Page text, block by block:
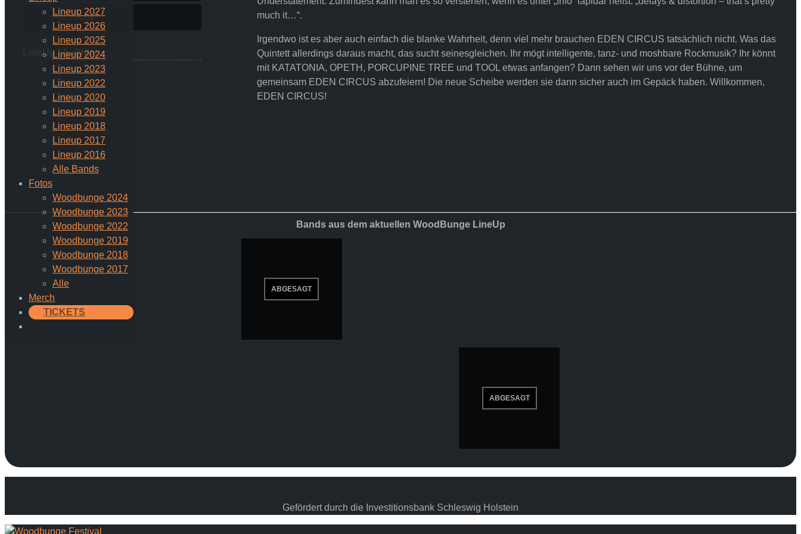
Lineup 2027
Lineup 2026
Lineup 2025
Lineup 2024
Lineup 2023
Lineup 2022
Lineup 2020
Lineup 2019
Lineup 2018
Lineup 2017
Lineup 2016
Alle Bands
Fotos
Woodbunge 2024
Woodbunge 2023
Woodbunge 2022
Woodbunge 2019
Woodbunge 2018
Woodbunge 2017
Alle
Merch
TICKETS
Facebook
LineUp / Auftritte:
much it…“.
Irgendwo ist es aber auch einfach die blanke Wahrheit, denn viel mehr brauchen EDEN CIRCUS tatsächlich nicht. Was das
Quintett allerdings daraus macht, das sucht seinesgleichen. Ihr mögt intelligente, tanz- und moshbare Rockmusik? Ihr könnt
mit KATATONIA, OPETH, PORCUPINE TREE und TOOL etwas anfangen? Dann sehen wir uns vor der Bühne, um
gemeinsam EDEN CIRCUS abzufeiern! Die neue Scheibe werden sie dann sicher auch im Gepäck haben. Willkommen,
EDEN CIRCUS!
Bands aus dem aktuellen WoodBunge LineUp
Gefördert durch die Investitionsbank Schleswig Holstein